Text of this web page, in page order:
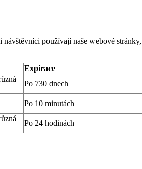
používají naše webové
Expirace
Po 730 dnech
Po 10 minutách
Po 24 hodinách